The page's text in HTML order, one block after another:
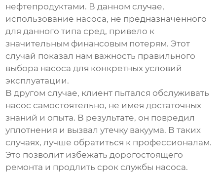
нефтепродуктами. В данном случае,
использование насоса, не предназначенного
для данного типа сред, привело к
значительным финансовым потерям. Этот
случай показал нам важность правильного
выбора насоса для конкретных условий
эксплуатации.
В другом случае, клиент пытался обслуживать
насос самостоятельно, не имея достаточных
знаний и опыта. В результате, он повредил
уплотнения и вызвал утечку вакуума. В таких
случаях, лучше обратиться к профессионалам.
Это позволит избежать дорогостоящего
ремонта и продлить срок службы насоса.